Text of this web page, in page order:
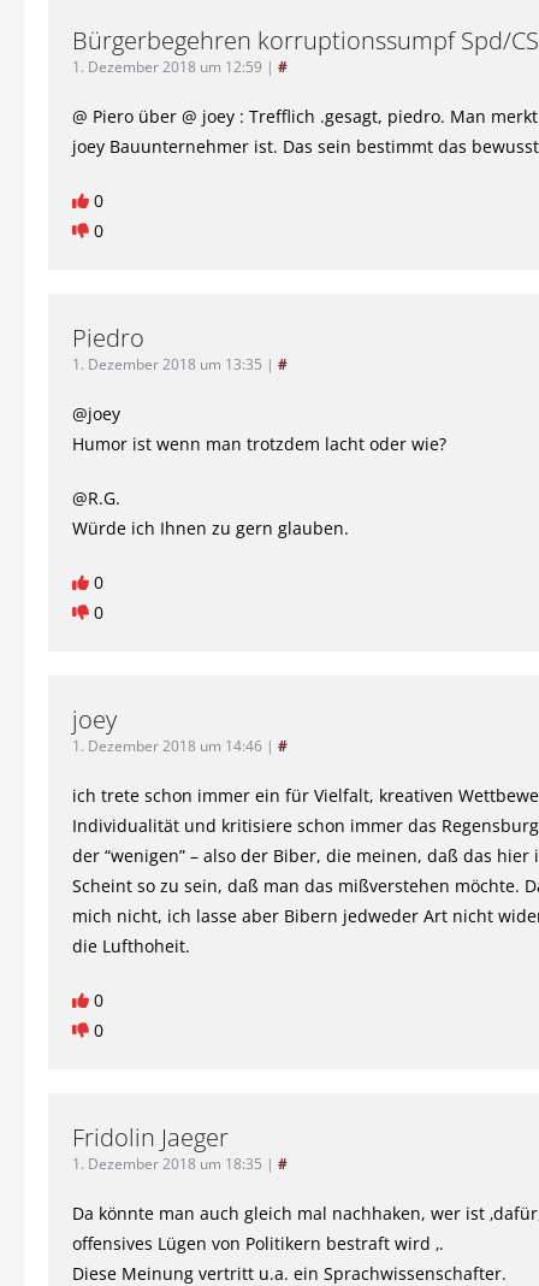
Bürgerbegehren korruptionssumpf Spd/
1. Dezember 2018 um 12:59 | #
@ Piero über @ joey : Trefflich .gesagt, piedro. Man
joey Bauunternehmer ist. Das sein bestimmt das
0
0
Piedro
1. Dezember 2018 um 13:35 | #
@joey
Humor ist wenn man trotzdem lacht oder wie?
@R.G.
Würde ich Ihnen zu gern glauben.
0
0
joey
1. Dezember 2018 um 14:46 | #
ich trete schon immer ein für Vielfalt, kreativen
Individualität und kritisiere schon immer das
der “wenigen” – also der Biber, die meinen, daß das hier
Scheint so zu sein, daß man das mißverstehen möchte.
mich nicht, ich lasse aber Bibern jedweder Art nicht
die Lufthoheit.
0
0
Fridolin Jaeger
1. Dezember 2018 um 18:35 | #
Da könnte man auch gleich mal nachhaken, wer ist
offensives Lügen von Politikern bestraft wird ‚.
Diese Meinung vertritt u.a. ein Sprachwissenschafter.